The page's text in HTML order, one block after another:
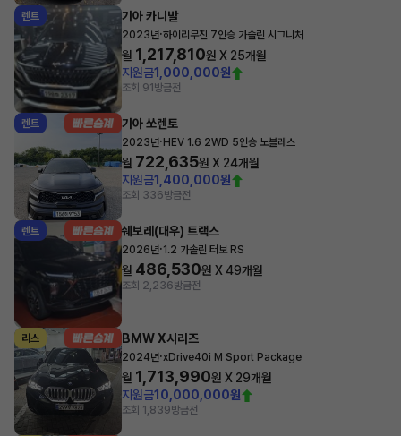
렌트 기아 카니발
2023년·하이리무진 7인승 가솔린 시그니처
월 1,217,810원 X 25개월
지원금1,000,000원
조회 91 방금전
렌트 기아 쏘렌토
2023년· HEV 1.6 2WD 5인승 노블레스
월 722,635원 X 24개월
지원금1,400,000원
조회 336방금전
렌트 쉐보레(대우) 트랙스
2026년·1.2 가솔린 터보 RS
월 486,530원 X49개월
조회 2,236방금전
리스 BMW X시리즈
2024년·xDrive40i M Sport Package
월 1,713,990원 X 29개월
지원금10,000,000원
조회 1,839방금전